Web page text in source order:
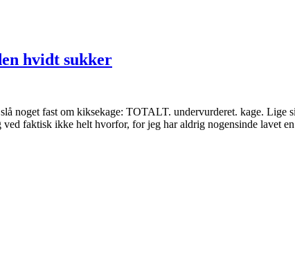
hvidt sukker
noget fast om kiksekage: TOTALT. undervurderet. kage. Lige
faktisk ikke helt hvorfor, for jeg har aldrig nogensinde lavet